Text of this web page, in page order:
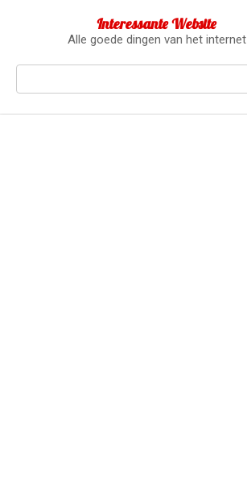
Interessante Website
Alle goede dingen van het internet